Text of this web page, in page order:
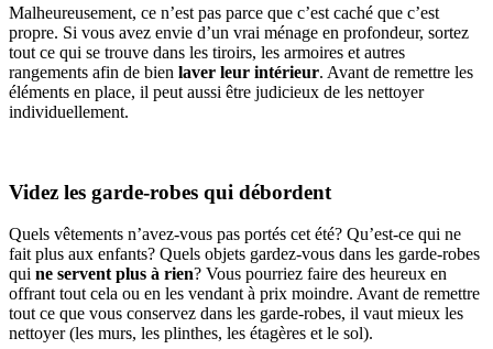
Malheureusement, ce n’est pas parce que c’est caché que c’est
propre. Si vous avez envie d’un vrai ménage en profondeur, sortez
tout ce qui se trouve dans les tiroirs, les armoires et autres
rangements afin de bien laver leur intérieur. Avant de remettre les
éléments en place, il peut aussi être judicieux de les nettoyer
individuellement.
Videz les garde-robes qui débordent
Quels vêtements n’avez-vous pas portés cet été? Qu’est-ce qui ne
fait plus aux enfants? Quels objets gardez-vous dans les garde-robes
qui ne servent plus à rien? Vous pourriez faire des heureux en
offrant tout cela ou en les vendant à prix moindre. Avant de remettre
tout ce que vous conservez dans les garde-robes, il vaut mieux les
nettoyer (les murs, les plinthes, les étagères et le sol).